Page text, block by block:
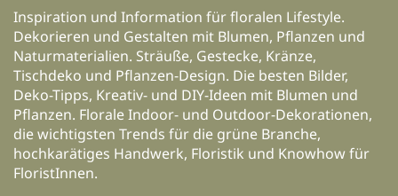
Inspiration und Information für floralen Lifestyle.
Dekorieren und Gestalten mit Blumen, Pflanzen und
Naturmaterialien. Sträuße, Gestecke, Kränze,
Tischdeko und Pflanzen-Design. Die besten Bilder,
Deko-Tipps, Kreativ- und DIY-Ideen mit Blumen und
Pflanzen. Florale Indoor- und Outdoor-Dekorationen,
die wichtigsten Trends für die grüne Branche,
hochkarätiges Handwerk, Floristik und Knowhow für
FloristInnen.